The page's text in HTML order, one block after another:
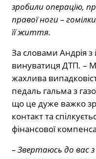
зробили операцію,
правої ноги –
її життя.
За словами Андрія з
винуватиця ДТП. –
жахлива
педаль гальма з
що це дуже важко
контакт та
фінансової
– Звертаюсь до вас